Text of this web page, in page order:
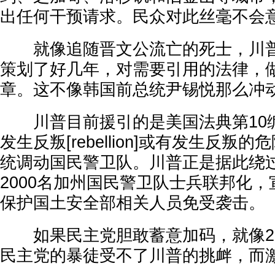
出任何干预请求。民众对此丝毫不会
就像追随晋文公流亡的死士，川
策划了好几年，对需要引用的法律，
章。这不像韩国前总统尹锡悦那么冲
川普目前援引的是美国法典第10
发生反叛[rebellion]或有发生反叛的
统调动国民警卫队。川普正是据此绕
2000名加州国民警卫队士兵联邦化
保护国土安全部相关人员免受袭击。
如果民主党胆敢蓄意加码，就像
民主党的暴徒受不了川普的挑衅，而